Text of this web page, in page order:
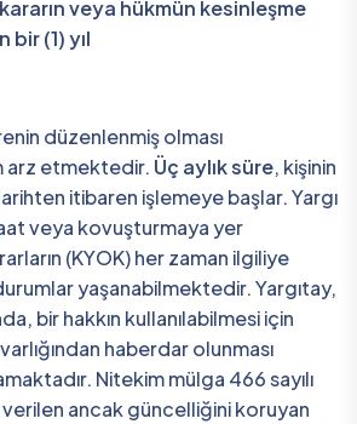
veya hükmün kesinleşme
(1) yıl
düzenlenmiş olması
arz etmektedir. Üç aylık süre, kişinin
itibaren işlemeye başlar. Yargı
veya kovuşturmaya yer
(KYOK) her zaman ilgiliye
yaşanabilmektedir. Yargıtay,
bir hakkın kullanılabilmesi için
haberdar olunması
Nitekim mülga 466 sayılı
ancak güncelliğini koruyan